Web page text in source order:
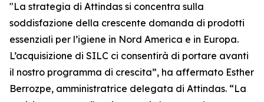
"La strategia di Attindas si concentra sulla
soddisfazione della crescente domanda di prodotti
essenziali per l’igiene in Nord America e in Europa.
L’acquisizione di SILC ci consentirà di portare avanti
il nostro programma di crescita”, ha affermato Esther
Berrozpe, amministratrice delegata di Attindas. “La